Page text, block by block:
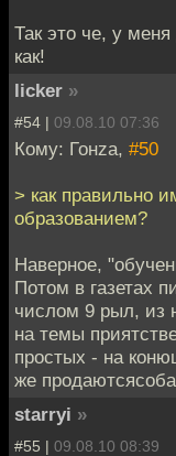
Так это че, у
как!
licker »
#54 | 09.08.10 07:36
Кому: Гонzа, #50
> как правильно
образованием?
Наверное,
Потом в газетах
числом 9 рыл, из
на темы
простых - на
же
starryi »
#55 | 09.08.10 08:39